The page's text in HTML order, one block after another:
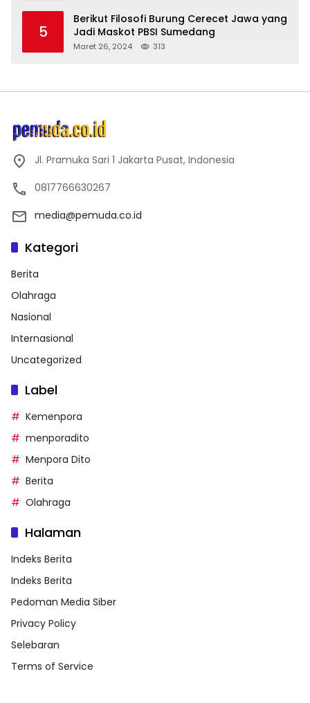
5
Berikut Filosofi Burung Cerecet Jawa yang
Jadi Maskot PBSI Sumedang
Maret 26, 2024 313
Jl. Pramuka Sari 1 Jakarta Pusat, Indonesia
0817766630267
media@pemuda.co.id
Kategori
Berita
Olahraga
Nasional
Internasional
Uncategorized
Label
Kemenpora
menporadito
Menpora Dito
Berita
Olahraga
Halaman
Indeks Berita
Indeks Berita
Pedoman Media Siber
Privacy Policy
Selebaran
Terms of Service